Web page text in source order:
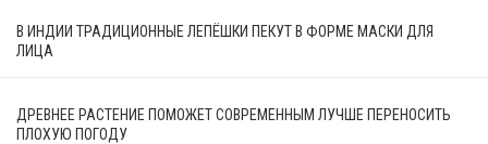
В ИНДИИ ТРАДИЦИОННЫЕ ЛЕПЁШКИ ПЕКУТ В ФОРМЕ МАСКИ ДЛЯ
ЛИЦА
ДРЕВНЕЕ РАСТЕНИЕ ПОМОЖЕТ СОВРЕМЕННЫМ ЛУЧШЕ ПЕРЕНОСИТЬ
ПЛОХУЮ ПОГОДУ